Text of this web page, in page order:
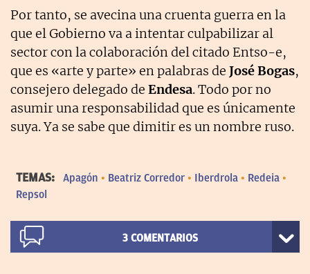
Por tanto, se avecina una cruenta guerra en la
que el Gobierno va a intentar culpabilizar al
sector con la colaboración del citado Entso-e,
que es «arte y parte» en palabras de José Bogas,
consejero delegado de Endesa. Todo por no
asumir una responsabilidad que es únicamente
suya. Ya se sabe que dimitir es un nombre ruso.
TEMAS: Apagón Beatriz Corredor Iberdrola
Redeia
Repsol
3 COMENTARIOS